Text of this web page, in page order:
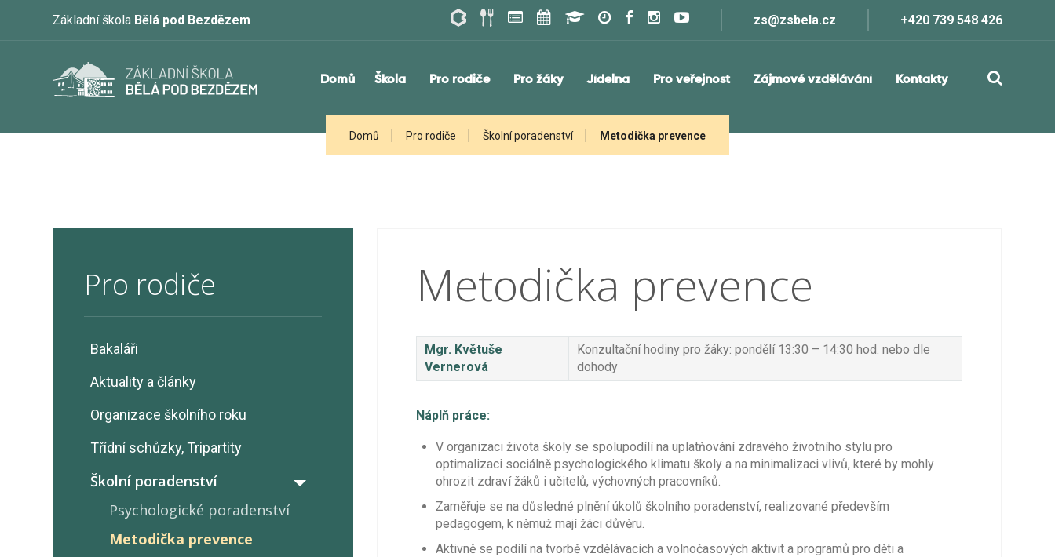
Základní škola Bělá pod Bezdězem zs@zsbela.cz +420 739 548 426
Domů Škola Pro rodiče Pro žáky Jídelna Pro veřejnost Zájmové vzdělávání Kontakty
Domů Pro rodiče Školní poradenství Metodička prevence
Pro rodiče
Bakaláři
Aktuality a články
Organizace školního roku
Třídní schůzky, Tripartity
Školní poradenství
Psychologické poradenství
Metodička prevence
Metodička prevence
Mgr. Květuše
Vernerová
Konzultační hodiny pro žáky: pondělí 13:30 – 14:30 hod. nebo dle
dohody
Náplň práce:
V organizaci života školy se spolupodílí na uplatňování zdravého životního stylu pro
optimalizaci sociálně psychologického klimatu školy a na minimalizaci vlivů, které by mohly
ohrozit zdraví žáků i učitelů, výchovných pracovníků.
Zaměřuje se na důsledné plnění úkolů školního poradenství, realizované především
pedagogem, k němuž mají žáci důvěru.
Aktivně se podílí na tvorbě vzdělávacích a volnočasových aktivit a programů pro děti a